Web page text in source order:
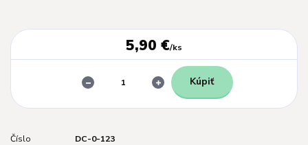
5,90 €/ks
Kúpiť
Číslo
DC-0-123